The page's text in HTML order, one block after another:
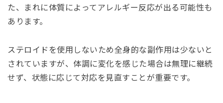
た、まれに体質によってアレルギー反応が出る可能性も
あります。
ステロイドを使用しないため全身的な副作用は少ないと
されていますが、体調に変化を感じた場合は無理に継続
せず、状態に応じて対応を見直すことが重要です。